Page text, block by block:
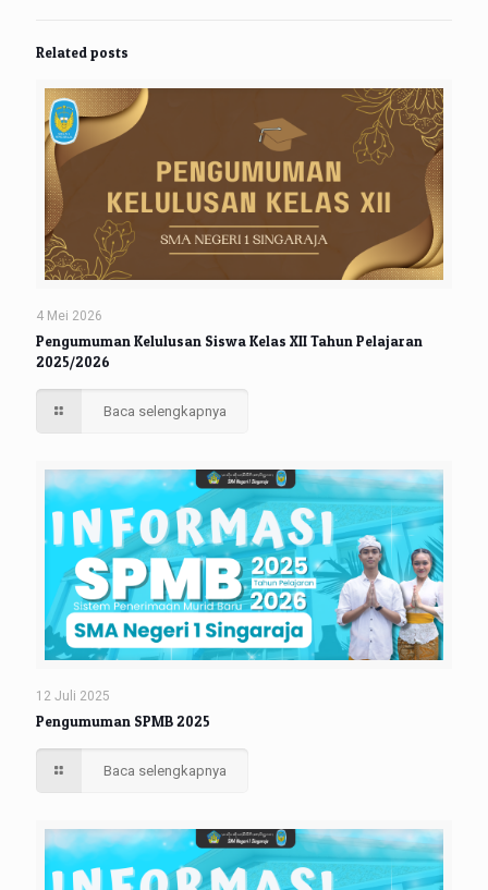
Related posts
4 Mei 2026
Pengumuman Kelulusan Siswa Kelas XII Tahun Pelajaran
2025/2026
Baca selengkapnya
12 Juli 2025
Pengumuman SPMB 2025
Baca selengkapnya